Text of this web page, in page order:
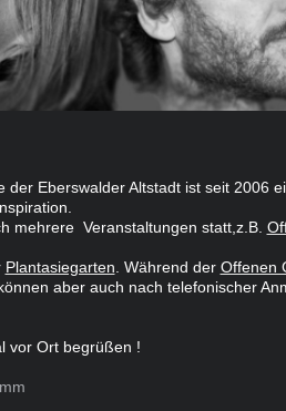
der Eberswalder Altstadt ist seit 2006
mehrere Veranstaltungen statt,z.B.
Plantasiegarten. Während der Offenen
aber auch nach telefonischer
vor Ort begrüßen !